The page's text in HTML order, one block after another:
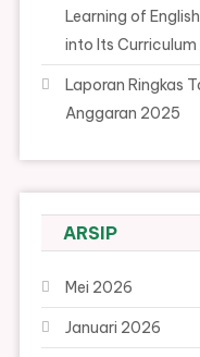
Learning of
into Its Curriculum
Laporan Ringkas
Anggaran 2025
ARSIP
Mei 2026
Januari 2026